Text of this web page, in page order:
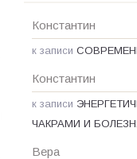
Константин
к записи
Константин
к записи
ЧАКРАМИ И
Вера